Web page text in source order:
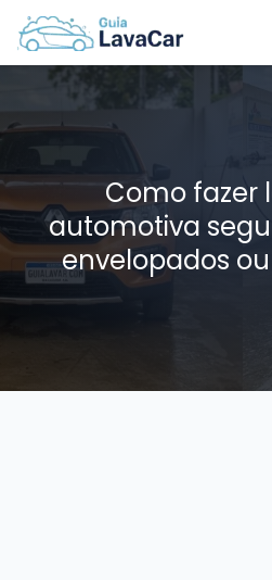
Como fazer
automotiva
envelopados